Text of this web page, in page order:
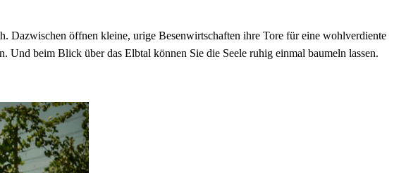
Dazwischen öffnen kleine, urige Besenwirtschaften ihre Tore für eine wohlverdiente
Und beim Blick über das Elbtal können Sie die Seele ruhig einmal baumeln lassen.